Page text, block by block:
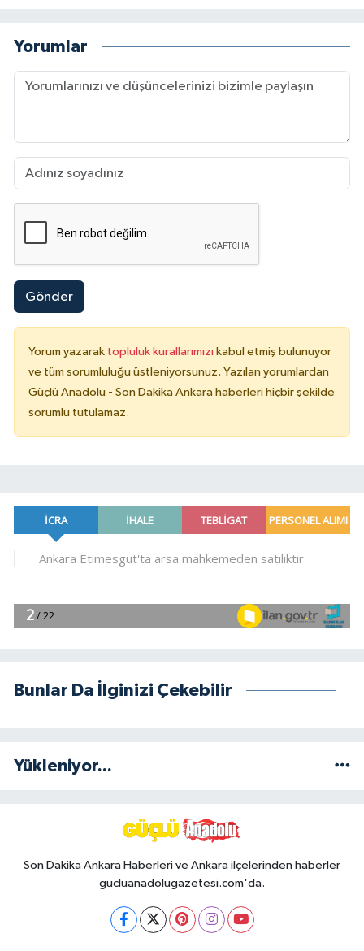
Yorumlar
Gönder
Yorum yazarak topluluk kurallarımızı kabul etmiş bulunuyor
ve tüm sorumluluğu üstleniyorsunuz. Yazılan yorumlardan
Güçlü Anadolu - Son Dakika Ankara haberleri hiçbir şekilde
sorumlu tutulamaz.
Bunlar Da İlginizi Çekebilir
Yükleniyor...
Son Dakika Ankara Haberleri ve Ankara ilçelerinden haberler
gucluanadolugazetesi.com'da.